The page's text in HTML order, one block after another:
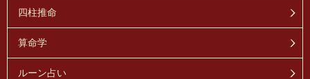
四柱推命
算命学
ルーン占い